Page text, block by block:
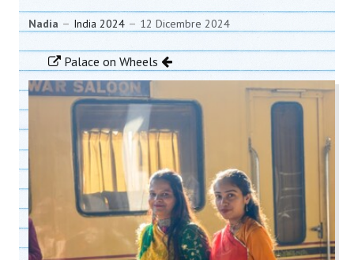
LINK
Nadia India 2024 12 Dicembre 2024
Palace on Wheels